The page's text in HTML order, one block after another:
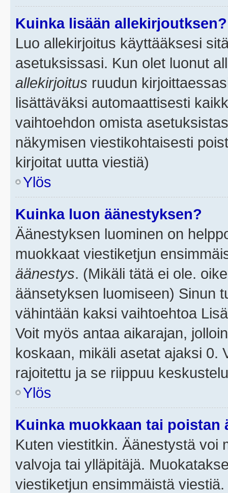
Kuinka lisään allekirjoutksen?
Luo allekirjoitus käyttääksesi
asetuksissasi. Kun olet luonut
allekirjoitus ruudun
lisättäväksi automaattisesti
vaihtoehdon omista
näkymisen viestikohtaisesti
kirjoitat uutta viestiä)
Ylös
Kuinka luon äänestyksen?
Äänestyksen luominen on
muokkaat viestiketjun
äänestys. (Mikäli tätä ei ole.
äänsetyksen luomiseen) Sinun
vähintään kaksi vaihtoehtoa
Voit myös antaa aikarajan,
koskaan, mikäli asetat ajaksi 0.
rajoitettu ja se riippuu
Ylös
Kuinka muokkaan tai poistan
Kuten viestitkin. Äänestystä voi
valvoja tai ylläpitäjä.
viestiketjun ensimmäistä